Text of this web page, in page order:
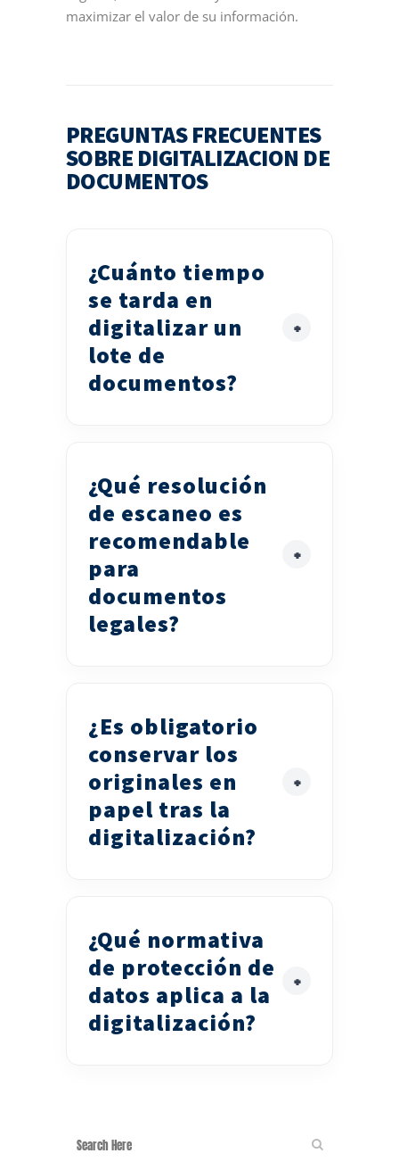
maximizar el valor de su información.
PREGUNTAS FRECUENTES
SOBRE DIGITALIZACION DE
DOCUMENTOS
¿Cuánto tiempo
se tarda en
digitalizar un
lote de
documentos?
¿Qué resolución
de escaneo es
recomendable
para
documentos
legales?
¿Es obligatorio
conservar los
originales en
papel tras la
digitalización?
¿Qué normativa
de protección de
datos aplica a la
digitalización?